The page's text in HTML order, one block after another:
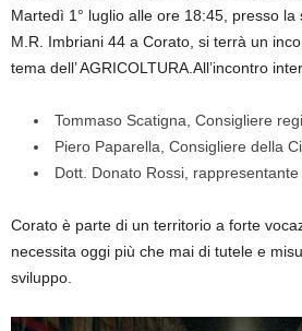
Martedì 1° luglio alle ore 18:45, presso la
M.R. Imbriani 44 a Corato, si terrà un
tema dell’ AGRICOLTURA.All’incontro
Tommaso Scatigna, Consigliere
Piero Paparella, Consigliere della
Dott. Donato Rossi,
Corato è parte di un territorio a forte
necessita oggi più che mai di tutele e
sviluppo.